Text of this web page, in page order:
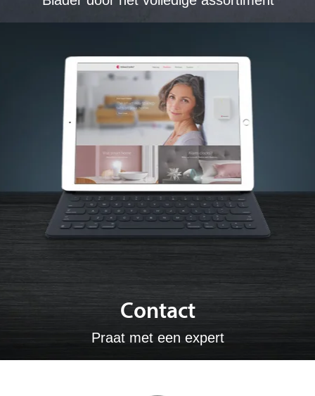
Contact
Praat met een expert